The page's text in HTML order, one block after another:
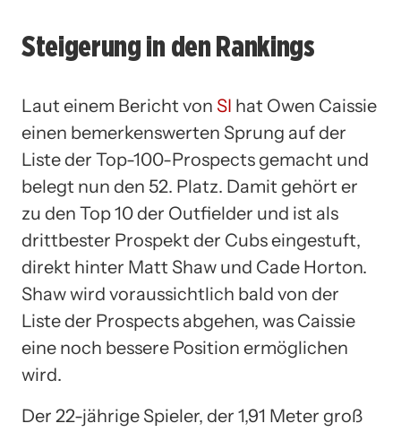
Steigerung in den Rankings
Laut einem Bericht von SI hat Owen Caissie
einen bemerkenswerten Sprung auf der
Liste der Top-100-Prospects gemacht und
belegt nun den 52. Platz. Damit gehört er
zu den Top 10 der Outfielder und ist als
drittbester Prospekt der Cubs eingestuft,
direkt hinter Matt Shaw und Cade Horton.
Shaw wird voraussichtlich bald von der
Liste der Prospects abgehen, was Caissie
eine noch bessere Position ermöglichen
wird.
Der 22-jährige Spieler, der 1,91 Meter groß